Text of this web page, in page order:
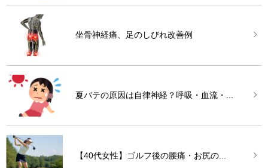
坐骨神経痛、足のしびれ改善例
夏バテの原因は自律神経？呼吸・血流・...
【40代女性】ゴルフ後の腰痛・お尻の...